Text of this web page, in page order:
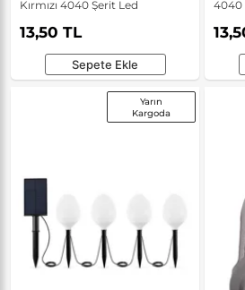
Kırmızı 4040 Şerit Led
13,50 TL
Sepete Ekle
4040
Yarın
Kargoda